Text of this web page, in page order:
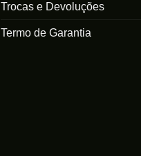
Trocas e Devoluções
Termo de Garantia